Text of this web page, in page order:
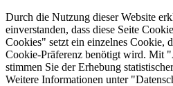
Durch die Nutzung dieser Website
einverstanden, dass diese Seite
Cookies" setzt ein einzelnes Cookie,
Cookie-Präferenz benötigt wird. Mit
stimmen Sie der Erhebung
Weitere Informationen unter